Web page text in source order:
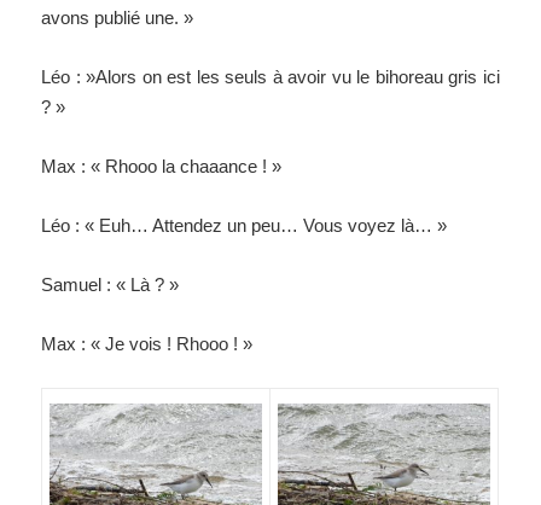
avons publié une. »
Léo : »Alors on est les seuls à avoir vu le bihoreau gris ici
? »
Max : « Rhooo la chaaance ! »
Léo : « Euh… Attendez un peu… Vous voyez là… »
Samuel : « Là ? »
Max : « Je vois ! Rhooo ! »